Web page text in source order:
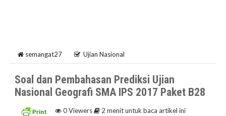
semangat27 Ujian Nasional
Soal dan Pembahasan Prediksi Ujian
Nasional Geografi SMA IPS 2017 Paket B28
0Viewers 2 menit untuk baca artikel ini